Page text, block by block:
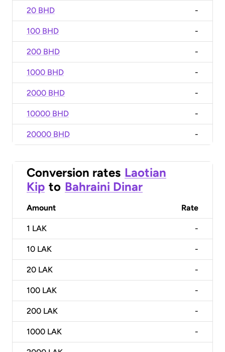
20 BHD -
100 BHD -
200 BHD -
1000 BHD -
2000 BHD -
10000 BHD -
20000 BHD -
Conversion rates Laotian
Kip to Bahraini Dinar
Amount Rate
1 LAK -
10 LAK -
20 LAK -
100 LAK -
200 LAK -
1000 LAK -